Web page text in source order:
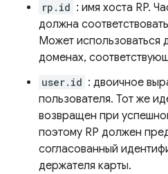
rp.id : имя хоста RP.
должна
Может использоваться
доменах,
user.id : двоичное
пользователя. Тот же
возвращен при
поэтому RP должен
согласованный
держателя карты.